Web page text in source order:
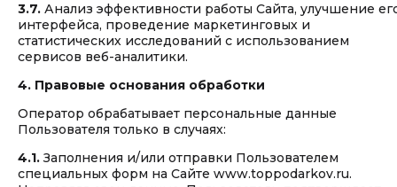
3.7. Анализ эффективности работы Сайта, улучшение
интерфейса, проведение маркетинговых и
статистических исследований с использованием
сервисов веб-аналитики.
4. Правовые основания обработки
Оператор обрабатывает персональные данные
Пользователя только в случаях:
4.1. Заполнения и/или отправки Пользователем
специальных форм на Сайте www.toppodarkov.ru.